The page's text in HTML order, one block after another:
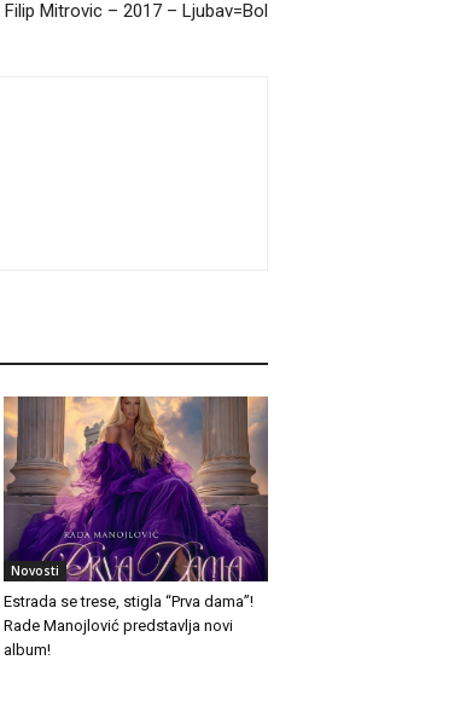
Filip Mitrovic – 2017 – Ljubav=Bol
Novosti
Estrada se trese, stigla “Prva dama”!
Rade Manojlović predstavlja novi
album!